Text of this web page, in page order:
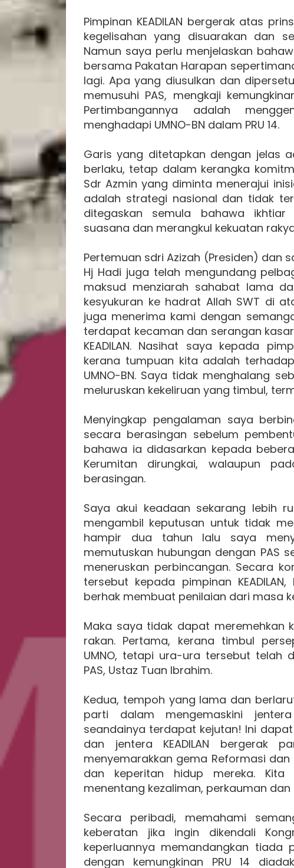
Pimpinan KEADILAN bergerak atas
kegelisahan yang disuarakan dan
Namun saya perlu menjelaskan
bersama Pakatan Harapan
lagi. Apa yang diusulkan dan
memusuhi PAS, mengkaji
Pertimbangannya adalah
menghadapi UMNO-BN dalam PRU 14.
Garis yang ditetapkan dengan jelas
berlaku, tetap dalam kerangka
Sdr Azmin yang diminta menerajui
adalah strategi nasional dan tidak
ditegaskan semula bahawa ikhtiar
suasana dan merangkul kekuatan
Pertemuan sdri Azizah (Presiden) dan
Hj Hadi juga telah mengundang
maksud menziarah sahabat lama
kesyukuran ke hadrat Allah SWT di
juga menerima kami dengan
terdapat kecaman dan serangan
KEADILAN. Nasihat saya kepada
kerana tumpuan kita adalah
UMNO-BN. Saya tidak menghalang
meluruskan kekeliruan yang timbul,
Menyingkap pengalaman saya
secara berasingan sebelum
bahawa ia didasarkan kepada
Kerumitan dirungkai, walaupun
berasingan.
Saya akui keadaan sekarang lebih
mengambil keputusan untuk tidak
hampir dua tahun lalu saya
memutuskan hubungan dengan PAS
meneruskan perbincangan. Secara
tersebut kepada pimpinan KEADILAN,
berhak membuat penilaian dari masa
Maka saya tidak dapat meremehkan
rakan. Pertama, kerana timbul
UMNO, tetapi ura-ura tersebut telah
PAS, Ustaz Tuan Ibrahim.
Kedua, tempoh yang lama dan
parti dalam mengemaskini
seandainya terdapat kejutan! Ini
dan jentera KEADILAN bergerak
menyemarakkan gema Reformasi
dan keperitan hidup mereka.
menentang kezaliman, perkauman dan
Secara peribadi, memahami
keberatan jika ingin dikendali
keperluannya memandangkan tiada
dengan kemungkinan PRU 14